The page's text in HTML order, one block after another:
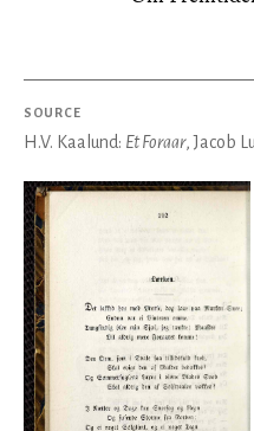
SOURCE
H.V. Kaalund: Et Foraar, Jacob